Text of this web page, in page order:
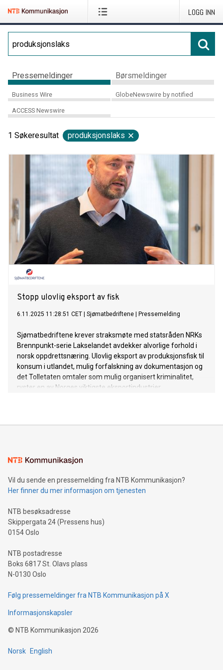
LOGG INN
Pressemeldinger Børsmeldinger
Business Wire GlobeNewswire by notified
ACCESS Newswire
1 Søkeresultat produksjonslaks
Stopp ulovlig eksport av fisk
6.11.2025 11:28:51 CET Sjømatbedriftene Pressemelding
Sjømatbedriftene krever straksmøte med statsråden NRKs
Brennpunkt-serie Lakselandet avdekker alvorlige forhold i
norsk oppdrettsnæring. Ulovlig eksport av produksjonsfisk til
konsum i utlandet, mulig forfalskning av dokumentasjon og
det Tolletaten omtaler som mulig organisert kriminalitet,
ryster en av Norges viktigste eksportindustrier.
Vil du sende en pressemelding fra NTB Kommunikasjon?
Her finner du mer informasjon om tjenesten
NTB besøksadresse
Skippergata 24 (Pressens hus)
0154 Oslo
NTB postadresse
Boks 6817 St. Olavs plass
N-0130 Oslo
Følg pressemeldinger fra NTB Kommunikasjon på X
Informasjonskapsler
© NTB Kommunikasjon 2026
Norsk English